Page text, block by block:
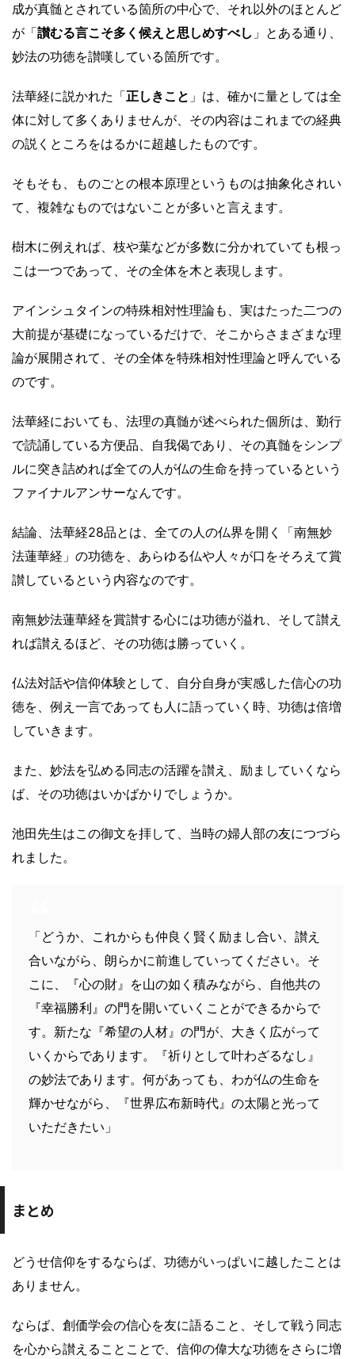
成が真髄とされている箇所の中心で、それ以外のほとんど
が「讃むる言こそ多く候えと思しめすべし 」とある通り、
妙法の功徳を讃嘆している箇所です。
法華経に説かれた「正しきこと 」は、確かに量としては全
体に対して多くありませんが、その内容はこれまでの経典
の説くところをはるかに超越したものです。
そもそも、ものごとの根本原理というものは抽象化されい
て、複雑なものではないことが多いと言えます。
樹木に例えれば、枝や葉などが多数に分かれていても根っ
こは一つであって、その全体を木と表現します。
アインシュタインの特殊相対性理論も、実はたった二つの
大前提が基礎になっているだけで、そこからさまざまな理
論が展開されて、その全体を特殊相対性理論と呼んでいる
のです。
法華経においても、法理の真髄が述べられた個所は、勤行
で読誦している方便品、 自我偈であり、その真髄をシンプ
ルに突き詰めれば全ての人が仏の生命を持っているという
ファイナルアンサーなんです。
結論、法華経28品とは、全ての人の仏界を開く「南無妙
法蓮華経」の功徳を、あらゆる仏や人々が口をそろえて賞
讃しているという内容なのです。
南無妙法蓮華経を賞讃する心には功徳が溢れ、そして讃え
れば讃えるほど、その功徳は勝っていく。
仏法対話や信仰体験として、自分自身が実感した信心の功
徳を、例え一言であっても人に語っていく時、功徳は倍増
していきます。
また、妙法を弘める同志の活躍を讃え、励ましていくなら
ば、その功徳はいかばかりでしょうか。
池田先生はこの御文を拝して、当時の婦人部の友につづら
れました。
「どうか、これからも仲良く賢く励まし合い、讃え
合いながら、朗らかに前進していってください。そ
こに、『心の財』を山の如く積みながら、自他共の
『幸福勝利』の門を開いていくことができるからで
す。新たな『希望の人材』の門が、大きく広がって
いくからであります。『祈りとして叶わざるなし』
の妙法であります。何があっても、わが仏の生命を
輝かせながら、『世界広布新時代』の太陽と光って
いただきたい」
まとめ
どうせ信仰をするならば、功徳がいっぱいに越したことは
ありません。
ならば、創価学会の信心を友に語ること、そして戦う同志
を心から讃えることことで、信仰の偉大な功徳をさらに増